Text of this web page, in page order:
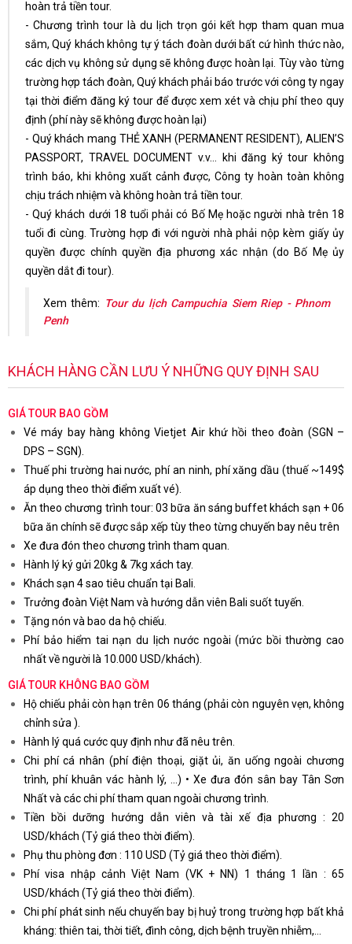
hoàn trả tiền tour.
- Chương trình tour là du lịch trọn gói kết hợp tham quan mua
sắm, Quý khách không tự ý tách đoàn dưới bất cứ hình thức nào,
các dịch vụ không sử dụng sẽ không được hoàn lại. Tùy vào từng
trường hợp tách đoàn, Quý khách phải báo trước với công ty ngay
tại thời điểm đăng ký tour để được xem xét và chịu phí theo quy
định (phí này sẽ không được hoàn lại)
- Quý khách mang THẺ XANH (PERMANENT RESIDENT), ALIEN’S
PASSPORT, TRAVEL DOCUMENT v.v… khi đăng ký tour không
trình báo, khi không xuất cảnh được, Công ty hoàn toàn không
chịu trách nhiệm và không hoàn trả tiền tour.
- Quý khách dưới 18 tuổi phải có Bố Mẹ hoặc người nhà trên 18
tuổi đi cùng. Trường hợp đi với người nhà phải nộp kèm giấy ủy
quyền được chính quyền địa phương xác nhận (do Bố Mẹ ủy
quyền dắt đi tour).
Xem thêm: Tour du lịch Campuchia Siem Riep - Phnom
Penh
KHÁCH HÀNG CẦN LƯU Ý NHỮNG QUY ĐỊNH SAU
GIÁ TOUR BAO GỒM
Vé máy bay hàng không Vietjet Air khứ hồi theo đoàn (SGN –
DPS – SGN).
Thuế phi trường hai nước, phí an ninh, phí xăng dầu (thuế ~149$
áp dụng theo thời điểm xuất vé).
Ăn theo chương trình tour: 03 bữa ăn sáng buffet khách sạn + 06
bữa ăn chính sẽ được sắp xếp tùy theo từng chuyến bay nêu trên
Xe đưa đón theo chương trình tham quan.
Hành lý ký gửi 20kg & 7kg xách tay.
Khách sạn 4 sao tiêu chuẩn tại Bali.
Trưởng đoàn Việt Nam và hướng dẫn viên Bali suốt tuyến.
Tặng nón và bao da hộ chiếu.
Phí bảo hiểm tai nạn du lịch nước ngoài (mức bồi thường cao
nhất về người là 10.000 USD/khách).
GIÁ TOUR KHÔNG BAO GỒM
Hộ chiếu phải còn hạn trên 06 tháng (phải còn nguyên vẹn, không
chỉnh sửa ).
Hành lý quá cước quy định như đã nêu trên.
Chi phí cá nhân (phí điện thoại, giặt ủi, ăn uống ngoài chương
trình, phí khuân vác hành lý, …) • Xe đưa đón sân bay Tân Sơn
Nhất và các chi phí tham quan ngoài chương trình.
Tiền bồi dưỡng hướng dẫn viên và tài xế địa phương : 20
USD/khách (Tỷ giá theo thời điểm).
Phụ thu phòng đơn : 110 USD (Tỷ giá theo thời điểm).
Phí visa nhập cảnh Việt Nam (VK + NN) 1 tháng 1 lần : 65
USD/khách (Tỷ giá theo thời điểm).
Chi phí phát sinh nếu chuyến bay bị huỷ trong trường hợp bất khả
kháng: thiên tai, thời tiết, đình công, dịch bệnh truyền nhiễm,…